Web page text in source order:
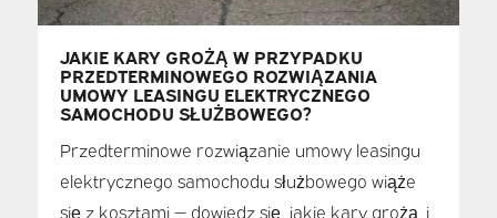
JAKIE KARY GROŻĄ W PRZYPADKU
PRZEDTERMINOWEGO ROZWIĄZANIA
UMOWY LEASINGU ELEKTRYCZNEGO
SAMOCHODU SŁUŻBOWEGO?
Przedterminowe rozwiązanie umowy leasingu
elektrycznego samochodu służbowego wiąże
się z kosztami — dowiedz się, jakie kary grożą, i